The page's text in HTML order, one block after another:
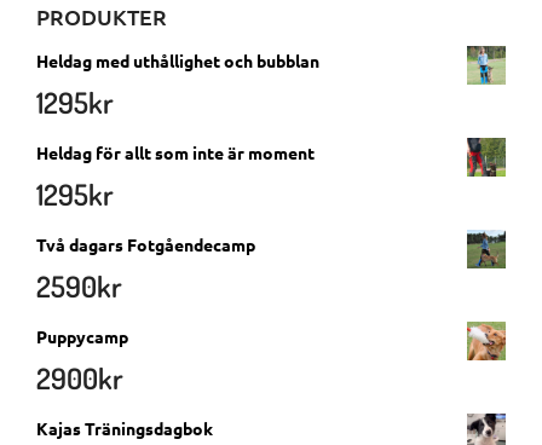
PRODUKTER
Heldag med uthållighet och bubblan
1295kr
Heldag för allt som inte är moment
1295kr
Två dagars Fotgåendecamp
2590kr
Puppycamp
2900kr
Kajas Träningsdagbok